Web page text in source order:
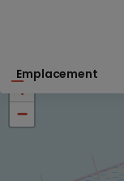
Emplacement
+
−